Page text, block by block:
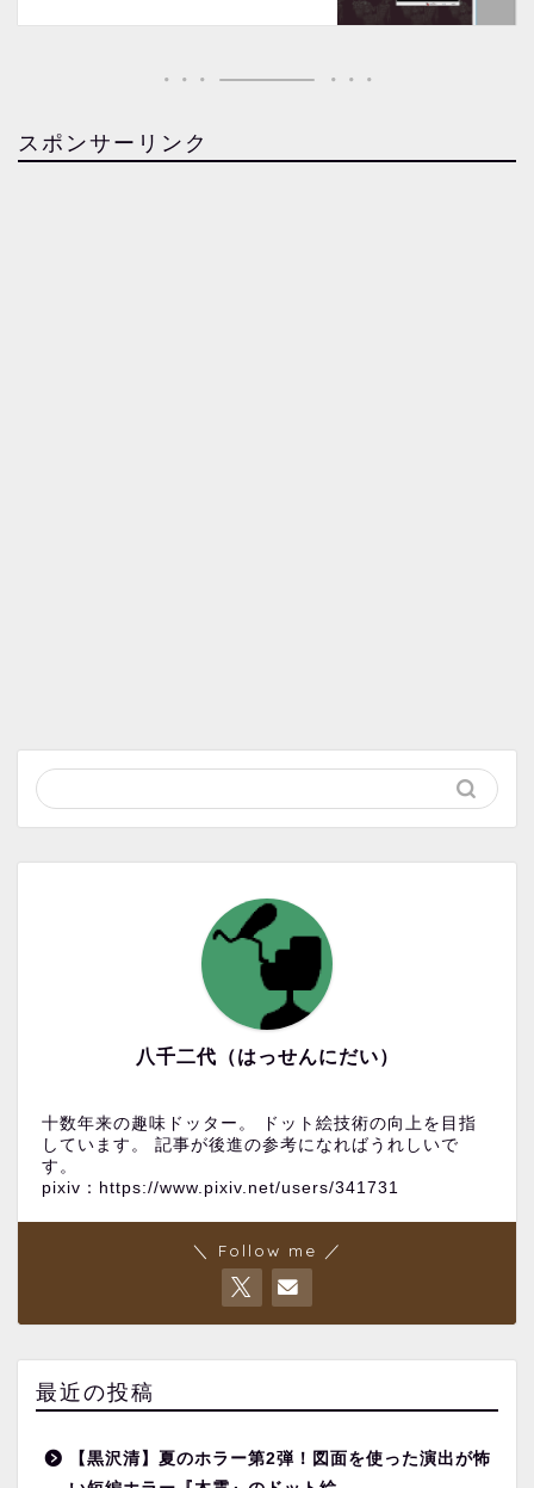
スポンサーリンク
八千二代（はっせんにだい）
十数年来の趣味ドッター。 ドット絵技術の向上を目指
しています。 記事が後進の参考になればうれしいで
す。
pixiv：https://www.pixiv.net/users/341731
＼ Follow me ／
最近の投稿
【黒沢清】夏のホラー第2弾！図面を使った演出が怖